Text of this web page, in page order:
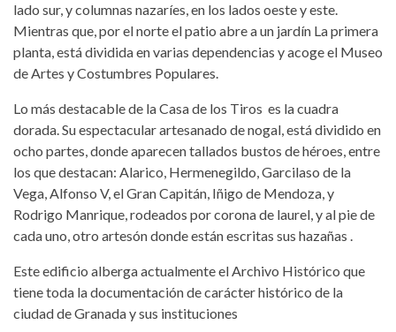
lado sur, y columnas nazaríes, en los lados oeste y este.
Mientras que, por el norte el patio abre a un jardín La primera
planta, está dividida en varias dependencias y acoge el Museo
de Artes y Costumbres Populares.
Lo más destacable de la Casa de los Tiros es la cuadra
dorada. Su espectacular artesanado de nogal, está dividido en
ocho partes, donde aparecen tallados bustos de héroes, entre
los que destacan: Alarico, Hermenegildo, Garcilaso de la
Vega, Alfonso V, el Gran Capitán, Iñigo de Mendoza, y
Rodrigo Manrique, rodeados por corona de laurel, y al pie de
cada uno, otro artesón donde están escritas sus hazañas .
Este edificio alberga actualmente el Archivo Histórico que
tiene toda la documentación de carácter histórico de la
ciudad de Granada y sus instituciones